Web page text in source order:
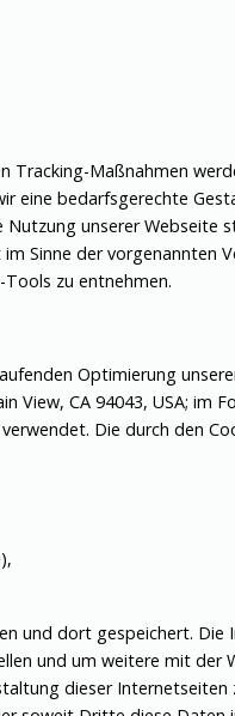
Maßnahmen
eine bedarfsgerechte
unserer
Sinne der vorgenannten
zu entnehmen.
Optimierung
View, CA 94043, USA; im
Die durch den
und dort gespeichert.
und um weitere mit
dieser